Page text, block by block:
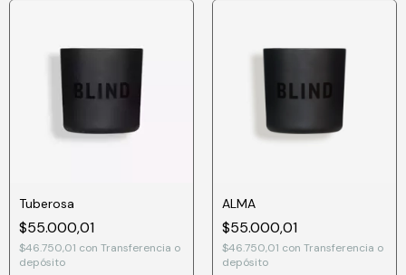
Tuberosa
$55.000,01
$46.750,01 con Transferencia o
depósito
ALMA
$55.000,01
$46.750,01 con Transferencia o
depósito